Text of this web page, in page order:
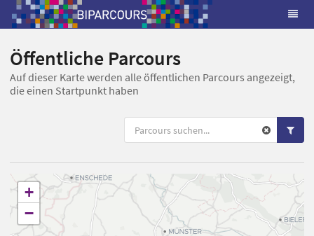
Öffentliche Parcours
Auf dieser Karte werden alle öffentlichen Parcours angezeigt,
die einen Startpunkt haben
+
−